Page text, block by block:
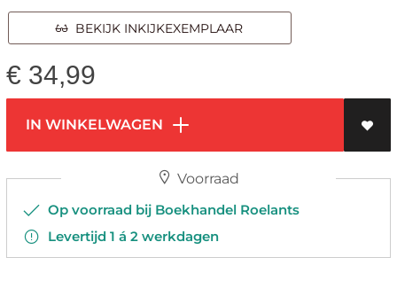
BEKIJK INKIJKEXEMPLAAR
€ 34,99
IN WINKELWAGEN
Voorraad
Op voorraad bij Boekhandel Roelants
Levertijd 1 á 2 werkdagen